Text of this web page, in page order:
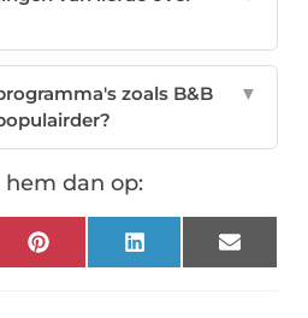
zoals B&B
▼
hem dan op:
Pinterest LinkedIn Email